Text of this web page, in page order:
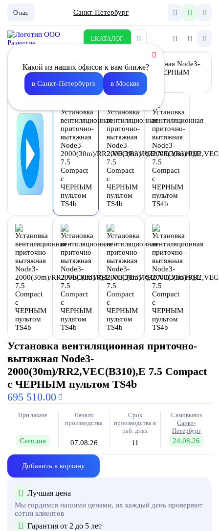
О нас Санкт-Петербург
КАТАЛОГ
Какой из наших офисов к вам ближе?
в Санкт-Петербурге в Москве
Установка вентиляционная приточно-
вытяжная Node3-
2000(30m)/RR2,VEC(B310),E 7.5 Compact
с ЧЕРНЫМ пультом TS4b
695 510.00
При заказе
Сегодня
Начало
производства
07.08.26
Срок
производства в
раб. днях
11
Самовывоз
Санкт-
Петербург
24.08.26
Добавить в корзину
Лучшая цена
Мы гордимся нашими ценами, их каждый день проверяют
сотни клиентов
Гарантия от 2 до 5 лет